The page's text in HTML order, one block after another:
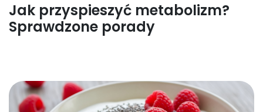
Jak przyspieszyć metabolizm?
Sprawdzone porady